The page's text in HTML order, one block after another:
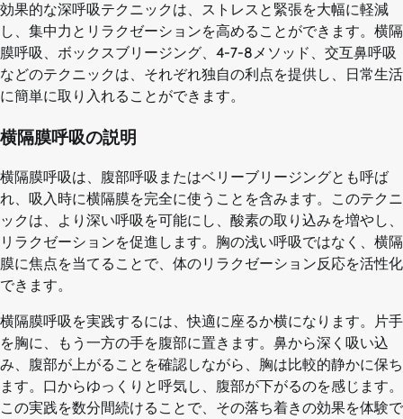
効果的な深呼吸テクニックは、ストレスと緊張を大幅に軽減
し、集中力とリラクゼーションを高めることができます。横隔
膜呼吸、ボックスブリージング、4-7-8メソッド、交互鼻呼吸
などのテクニックは、それぞれ独自の利点を提供し、日常生活
に簡単に取り入れることができます。
横隔膜呼吸の説明
横隔膜呼吸は、腹部呼吸またはベリーブリージングとも呼ば
れ、吸入時に横隔膜を完全に使うことを含みます。このテクニ
ックは、より深い呼吸を可能にし、酸素の取り込みを増やし、
リラクゼーションを促進します。胸の浅い呼吸ではなく、横隔
膜に焦点を当てることで、体のリラクゼーション反応を活性化
できます。
横隔膜呼吸を実践するには、快適に座るか横になります。片手
を胸に、もう一方の手を腹部に置きます。鼻から深く吸い込
み、腹部が上がることを確認しながら、胸は比較的静かに保ち
ます。口からゆっくりと呼気し、腹部が下がるのを感じます。
この実践を数分間続けることで、その落ち着きの効果を体験で